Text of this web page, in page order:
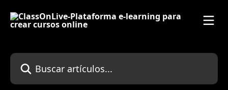
Buscar artículos...